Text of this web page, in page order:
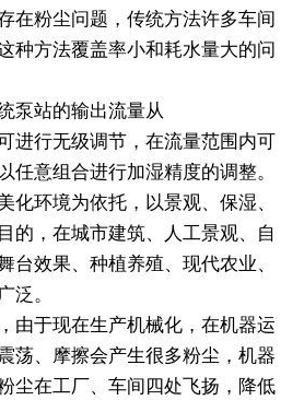
在粉尘问题，传统方法许多车间
种方法覆盖率小和耗水量大的问
泵站的输出流量从
进行无级调节，在流量范围内可
任意组合进行加湿精度的调整。
化环境为依托，以景观、保湿、
的，在城市建筑、人工景观、自
台效果、种植养殖、现代农业、
泛。
由于现在生产机械化，在机器运
荡、摩擦会产生很多粉尘，机器
尘在工厂、车间四处飞扬，降低